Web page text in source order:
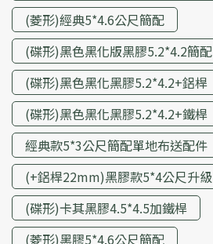
(菱形)經典5*4.6公尺簡配
(碟形)黑色黑化版黑膠5.2*4.2簡配
(碟形)黑色黑化黑膠5.2*4.2+鋁桿
(碟形)黑色黑化黑膠5.2*4.2+鐵桿
經典款5*3公尺簡配單地布送配件
(+鋁桿22mm)黑膠款5*4公尺升級
(碟形)卡其黑膠4.5*4.5加鐵桿
(菱形)黑膠5*4.6公尺簡配